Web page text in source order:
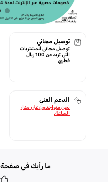
توصيل مجاني
توصيل مجاني للمشتريات
التي تزيد عن 100 ريال
قطري
الدعم الفني
نحن متواجدون على مدار
الساعة.
ما رأيك في صفحة Ooredoo الرئيسية؟